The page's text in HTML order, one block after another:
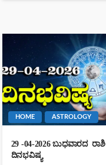
HOME ASTROLOGY
29 -04-2026 ಬುಧವಾರದ ರಾಶಿ
ದಿನಭವಿಷ್ಯ